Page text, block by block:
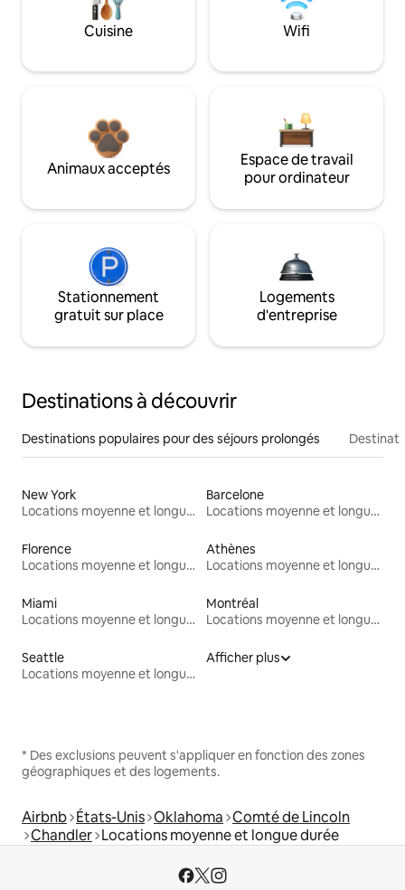
Cuisine Wifi
Animaux acceptés
Espace de travail
pour ordinateur
Stationnement
gratuit sur place
Logements
d'entreprise
Destinations à découvrir
Destinations populaires pour des séjours prolongés
New York
Locations moyenne et longue durée
Barcelone
Locations moyenne et longue durée
Florence
Locations moyenne et longue durée
Athènes
Locations moyenne et longue durée
Miami
Locations moyenne et longue durée
Montréal
Locations moyenne et longue durée
Seattle
Locations moyenne et longue durée
Afficher plus
* Des exclusions peuvent s'appliquer en fonction des zones
géographiques et des logements.
Airbnb États-Unis Oklahoma Comté de Lincoln
Chandler Locations moyenne et longue durée